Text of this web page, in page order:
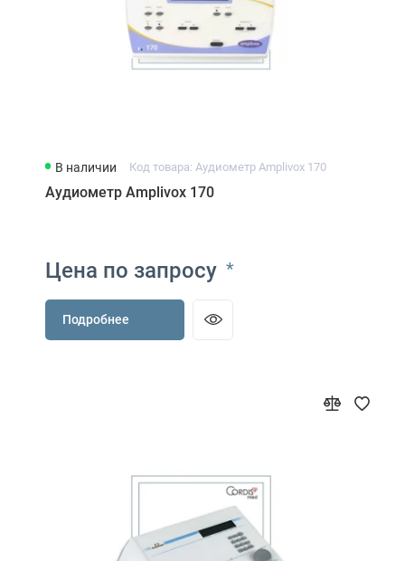
В наличии Код товара: Аудиометр Amplivox 170
Аудиометр Amplivox 170
Цена по запросу *
Подробнее